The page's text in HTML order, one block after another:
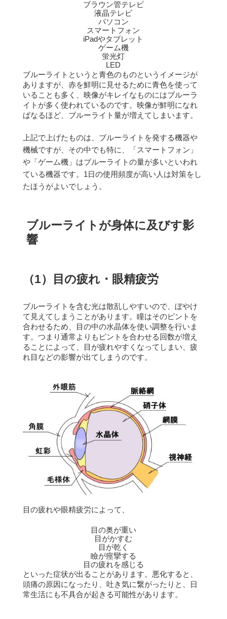
ブラウン管テレビ
液晶テレビ
パソコン
スマートフォン
iPadやタブレット
ゲーム機
蛍光灯
LED
ブルーライトというと青色のものというイメージが
ありますが、赤を鮮明に見せるために青色を使って
いることも多く、映像がキレイなものにはブルーラ
イトが多く使われているのです。 映像が鮮明になれ
ばなるほど、ブルーライト量が増えてしまいます。
上記で上げたものは、ブルーライトを発する機器や
機械ですが、その中でも特に、「スマートフォン」
や「ゲーム機」はブルーライトの量が多いといわれ
ている機器です。 1日の使用頻度が高い人は対策をし
たほうがよいでしょう。
ブルーライトが身体に及びす影
響
（1）目の疲れ・眼精疲労
ブルーライトを含む光は散乱しやすいので、ぼやけ
て見えてしまうことがあります。 瞳はそのピントを
合わせるため、目の中の水晶体を使い調整を行いま
す。 つまり通常よりもピントを合わせる回数が増え
ることによって、目が疲れやすくなってしまい、疲
れ目などの影響が出てしまうのです。
目の疲れや眼精疲労によって、
目の奥が重い
目がかすむ
目が乾く
瞼が痙攣する
目の疲れを感じる
といった症状が出ることがあります。 悪化すると、
頭痛の原因になったり、吐き気に繋がったりと、日
常生活にも不具合が起きる可能性があります。